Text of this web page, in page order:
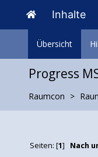
Inhalte
Übersicht
Progress
Raumcon
Seiten: [1] Nach